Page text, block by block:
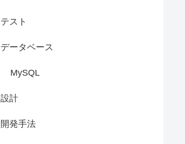
テスト
データベース
MySQL
設計
開発手法